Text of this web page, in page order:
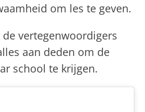
om les te geven.
vertegenwoordigers
aan deden om de
school te krijgen.